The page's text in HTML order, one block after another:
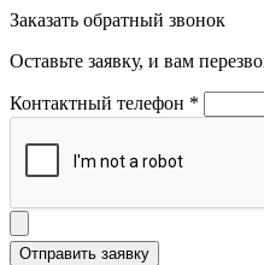
Заказать обратный звонок
Оставьте заявку, и вам
Контактный телефон *